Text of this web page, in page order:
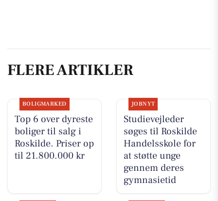
FLERE ARTIKLER
BOLIGMARKED
Top 6 over dyreste
boliger til salg i
Roskilde. Priser op
til 21.800.000 kr
JOBNYT
Studievejleder
søges til Roskilde
Handelsskole for
at støtte unge
gennem deres
gymnasietid